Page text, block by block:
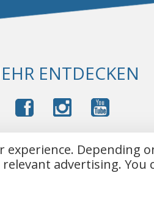
ENTDECKEN
Kontakt AGB
Media Service GmbH.
Depending
advertising. You